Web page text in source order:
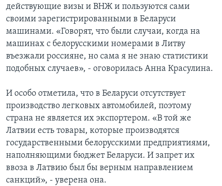
действующие визы и ВНЖ и пользуются сами
своими зарегистрированными в Беларуси
машинами. «Говорят, что были случаи, когда на
машинах с белорусскими номерами в Литву
въезжали россияне, но сама я не знаю статистики
подобных случаев», - оговорилась Анна Красулина.
И особо отметила, что в Беларуси отсутствует
производство легковых автомобилей, поэтому
страна не является их экспортером. «В той же
Латвии есть товары, которые производятся
государственными белорусскими предприятиями,
наполняющими бюджет Беларуси. И запрет их
ввоза в Латвию был бы верным направлением
санкций», - уверена она.